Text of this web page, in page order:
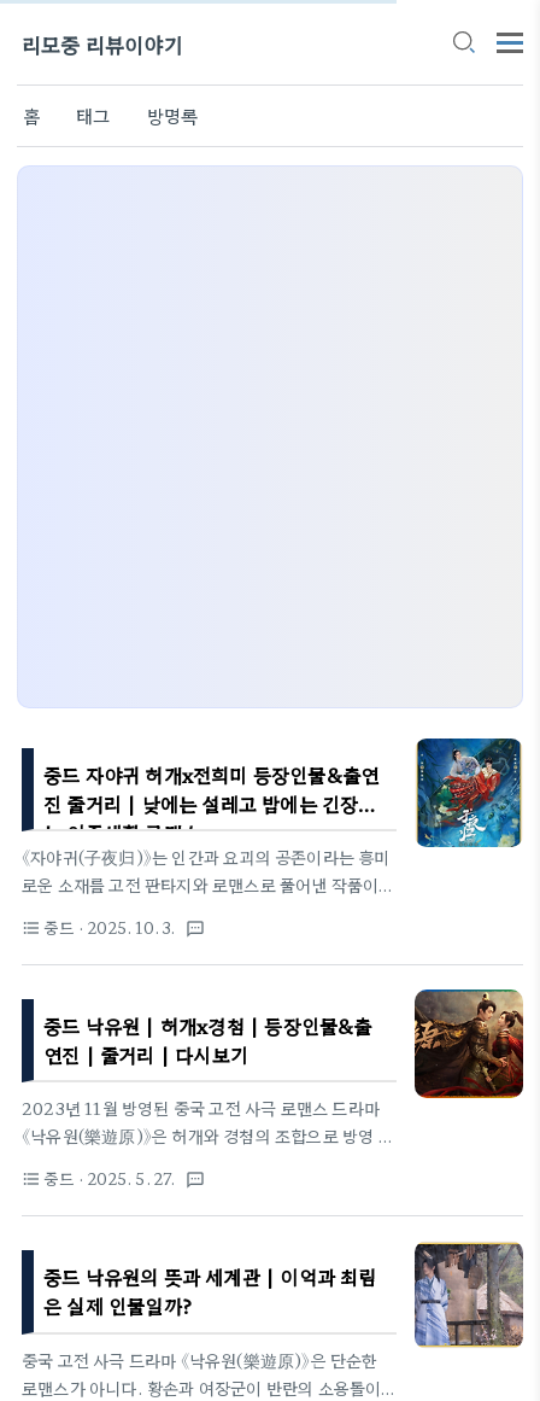
리모중 리뷰이야기
홈 태그 방명록
중드 자야귀 허개x전희미 등장인물&출연
진 줄거리 | 낮에는 설레고 밤에는 긴장되
는 이중생활 로맨스
《자야귀(子夜归)》는 인간과 요괴의 공존이라는 흥미
로운 소재를 고전 판타지와 로맨스로 풀어낸 작품이
라는 서로 다른 세계에서 부딪히며도 점차 끌려가는
과정은 단순한 사랑 이야기 이상의 매력을 지닌다. 특
히 18년 전 장안을 뒤흔든 대화재의 비밀, 불화골을
둘러싼 권력 다툼, 그리고 현감사와 요시를 무대로 펼
쳐지는 음모와 갈등은 시청자에게 끝없이 궁금증을 불
러일으킨다. 신비로운 장안의 야경과 요괴들의 세계
가 겹쳐지는 비주얼적 상상력도 드라마의 몰입도를 더
욱 높여, 매회가 한 편의 전설 같은 느낌을 준다.기본
판타지원작: 《매부인 총부일상(梅夫人寵夫日常)》 –
작가 부화(扶华)각본: 류월(柳樾), 손림(孙..
format_list_bulleted 중드 · 2025. 10. 3. textsms
중드 낙유원 | 허개x경첨 | 등장인물&출
연진 | 줄거리 | 다시보기
2023년 11월 방영된 중국 고전 사극 로맨스 드라마
《낙유원(樂遊原)》은 허개와 경첨의 조합으로 방영 전
란과 정치 암투 속에서 성장하는 황손과 여장군의 이
야기를 그리며 시청자들의 몰입도를 높였다. 특히 실
제 역사와 닮은 세계관, 고전의 상징을 활용한 제목 등
깊이 있는 설정으로 주목받았다.드라마 정보제목: 낙
유원 (樂遊原)장르: 고전 사극, 로맨스, 정치 드라마
방영일: 2023년 11월 6일 ~ 11월 30일플랫폼: 텐센
트 비디오, 한국은 티빙(TVING)에서 감상 가능총
편수: 40부작원작: 비아사존(匪我思存)의 동명 소설
format_list_bulleted 중드 · 2025. 5. 27. textsms
중드 낙유원의 뜻과 세계관 | 이억과 최림
은 실제 인물일까?
중국 고전 사극 드라마 《낙유원(樂遊原)》은 단순한
로맨스가 아니다. 황손과 여장군이 반란의 소용돌이